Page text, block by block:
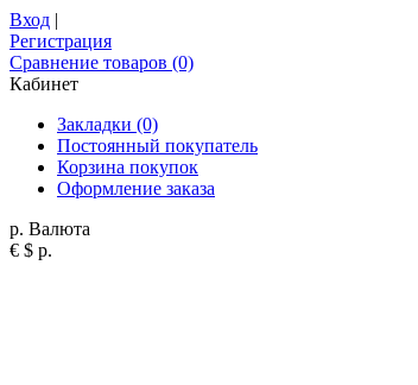
Вход |
Регистрация
Сравнение товаров (0)
Кабинет
Закладки (0)
Постоянный покупатель
Корзина покупок
Оформление заказа
р. Валюта
€ $ р.